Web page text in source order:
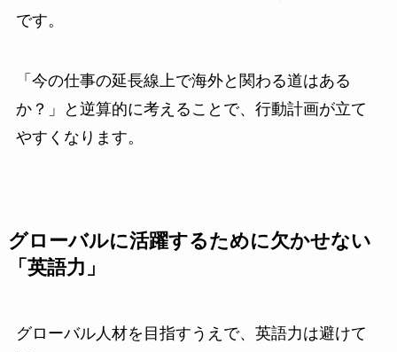
です。
「今の仕事の延長線上で海外と関わる道はある
か？」と逆算的に考えることで、行動計画が立て
やすくなります。
グローバルに活躍するために欠かせない
「英語力」
グローバル人材を目指すうえで、英語力は避けて